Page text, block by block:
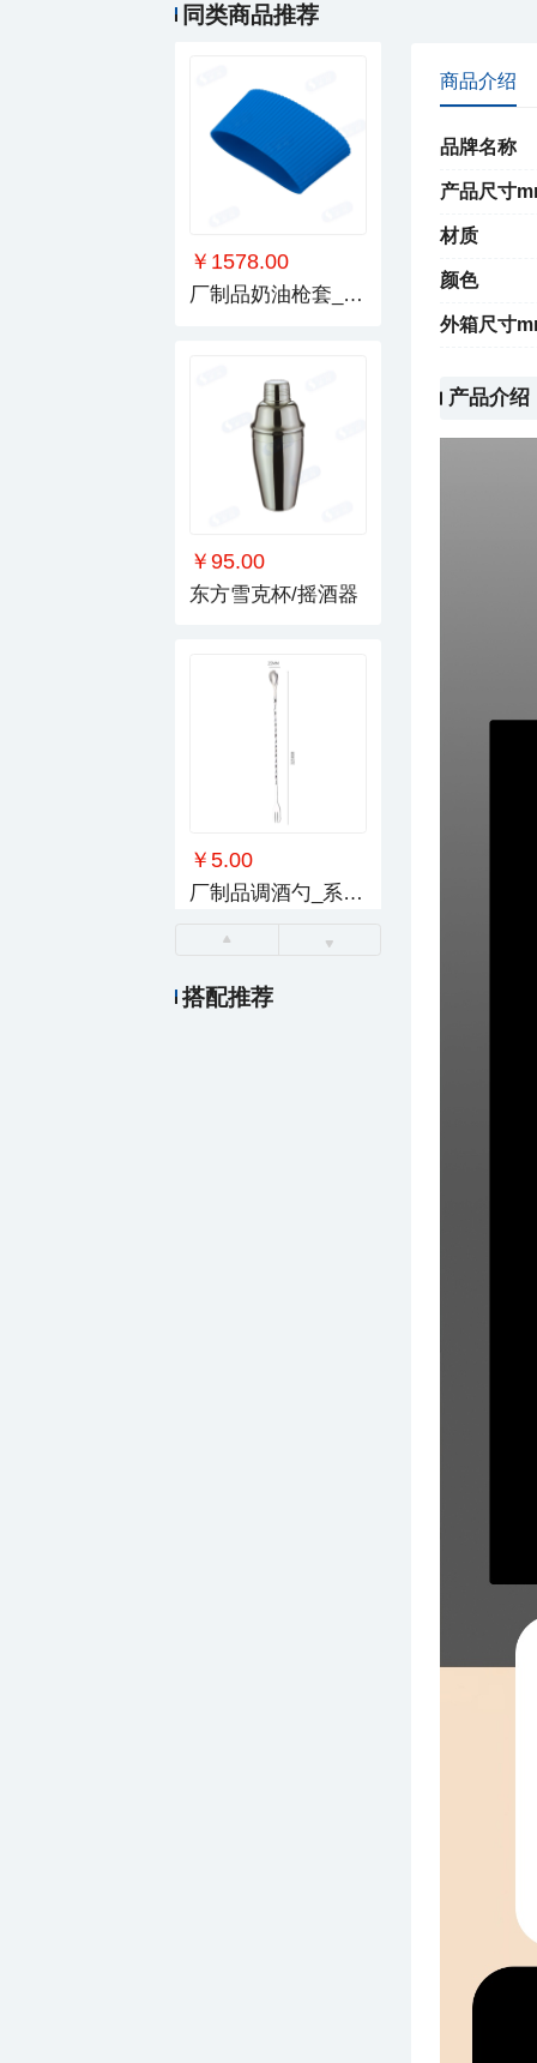
同类商品推荐
￥1578.00
厂制品奶油枪套_系列1
￥95.00
东方雪克杯/摇酒器
￥5.00
厂制品调酒勺_系列7
搭配推荐
商品介绍
品牌名称
产品尺寸
材质
颜色
外箱尺寸
产品介绍